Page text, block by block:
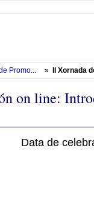
Promo... » II Xornada
on line:
Data de